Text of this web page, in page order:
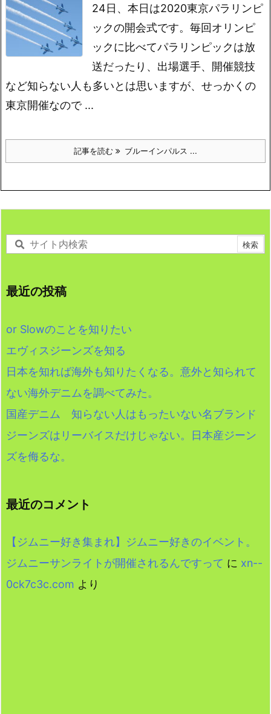
24日、本日は2020東京パラリンピ
ックの開会式です。毎回オリンピ
ックに比べてパラリンピックは放
送だったり、出場選手、開催競技
など知らない人も多いとは思いますが、せっかくの
東京開催なので ...
記事を読む ブルーインパルス ...
最近の投稿
or Slowのことを知りたい
エヴィスジーンズを知る
日本を知れば海外も知りたくなる。意外と知られて
ない海外デニムを調べてみた。
国産デニム 知らない人はもったいない名ブランド
ジーンズはリーバイスだけじゃない。日本産ジーン
ズを侮るな。
最近のコメント
【ジムニー好き集まれ】ジムニー好きのイベント。
ジムニーサンライトが開催されるんですって に xn--
0ck7c3c.com より